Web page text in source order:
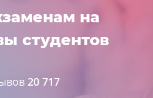
на
студентов
20 717